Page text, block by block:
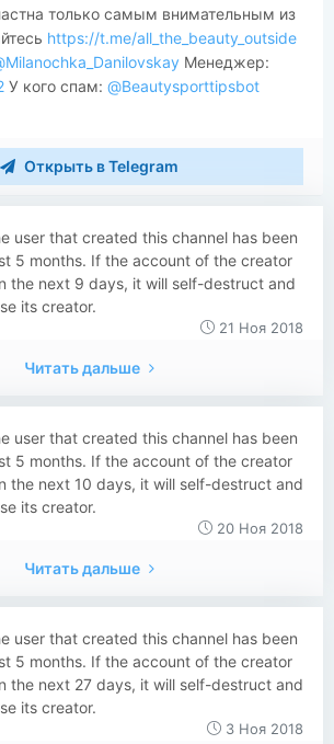
только самым внимательным из
https://t.me/all_the_beauty_outside
Менеджер:
У кого спам: @Beautysporttipsbot
Открыть в Telegram
user that created this channel has been
5 months. If the account of the creator
the next 9 days, it will self-destruct and
its creator.
21 Ноя 2018
Читать дальше
user that created this channel has been
5 months. If the account of the creator
the next 10 days, it will self-destruct and
its creator.
20 Ноя 2018
Читать дальше
user that created this channel has been
5 months. If the account of the creator
the next 27 days, it will self-destruct and
its creator.
3 Ноя 2018